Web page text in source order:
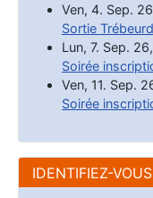
Ven, 4. Sep. 26
Sortie
Lun, 7. Sep. 26,
Soirée
Ven, 11. Sep.
Soirée
IDENTIFIEZ-VOUS